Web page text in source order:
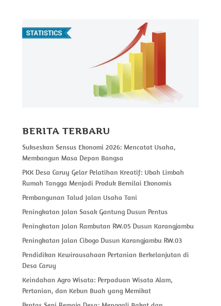
BERITA TERBARU
Sukseskan Sensus Ekonomi 2026: Mencatat Usaha,
Membangun Masa Depan Bangsa
PKK Desa Caruy Gelar Pelatihan Kreatif: Ubah Limbah
Rumah Tangga Menjadi Produk Bernilai Ekonomis
Pembangunan Talud Jalan Usaha Tani
Peningkatan Jalan Sasak Gantung Dusun Pentus
Peningkatan Jalan Rambutan RW.05 Dusun Karangjambu
Peningkatan Jalan Cibogo Dusun Karangjambu RW.03
Pendidikan Kewirausahaan Pertanian Berkelanjutan di
Desa Caruy
Keindahan Agro Wisata: Perpaduan Wisata Alam,
Pertanian, dan Kebun Buah yang Memikat